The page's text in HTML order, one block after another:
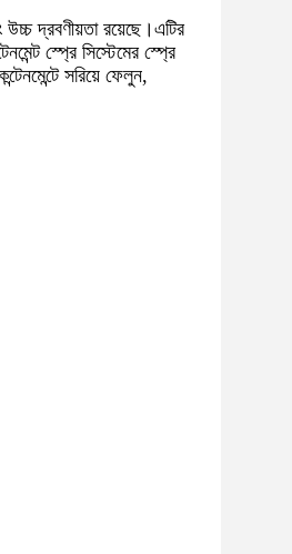
দ্রবণীয়তা রয়েছে।এটির
স্প্রে সিস্টেমের স্প্রে
সরিয়ে ফেলুন,